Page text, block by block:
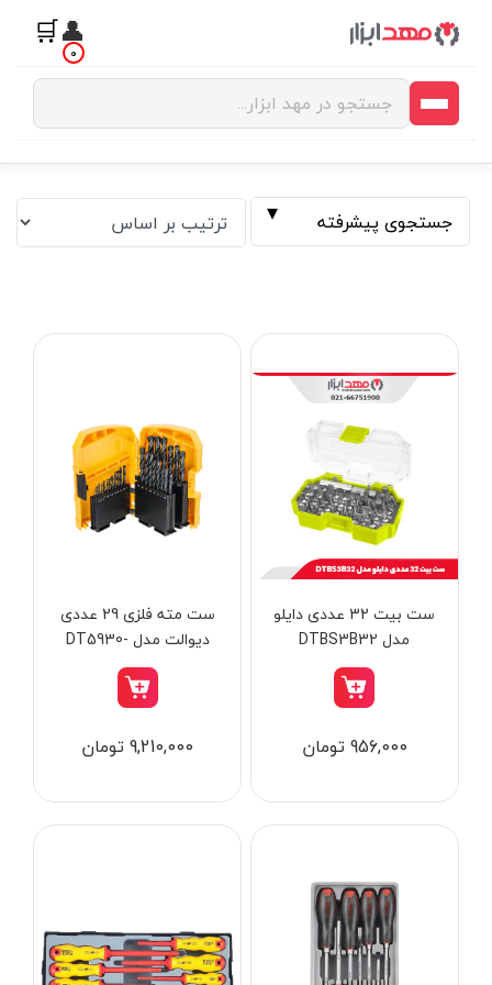
👤
🛒 0
جستجوی پیشرفته
فیلتر بر اساس قیمت
تومان تومان
ابزار جوش و برش
ابزار اندازه گیری دقیق و لیزری
ابزار باغبانی
ابزار نجاری
ابزار بادی
ست بیت 32 عددی دایلو
مدل DTBS3B32
956,000 تومان
ست مته فلزی 29 عددی
دیوالت مدل DT5930-
QZ
9,210,000 تومان